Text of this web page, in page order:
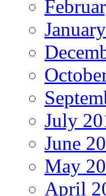
July
June
May
April